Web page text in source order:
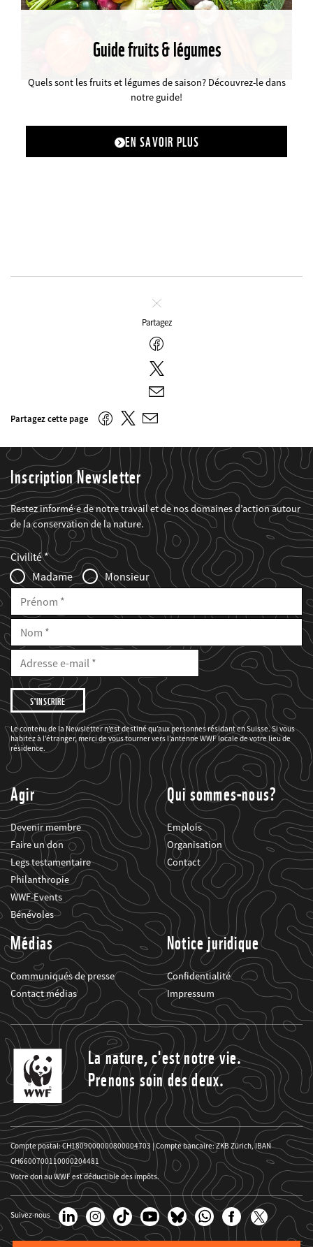
Guide fruits & légumes
Quels sont les fruits et légumes de saison? Découvrez-le dans
notre guide!
EN SAVOIR PLUS
Fermer
Partagez
Facebook
Twitter
E-
mail
Partagez cette page FacebookTwitter
E-
Inscription Newsletter
Restez informé·e de notre travail et de nos domaines d’action autour
de la conservation de la nature.
Web2Case
Infofelder
Fieldset
anrede_name
Civilité
Madame
Monsieur
Prénom
Nom
E-
Mail
Adresse
mail
Je
souhaite
être
informé(e)
des
projets
du
WWF.
Le contenu de la Newsletter n’est destiné qu’aux personnes résidant en Suisse. Si vous
habitez à l’étranger, merci de vous tourner vers l’antenne WWF locale de votre lieu de
résidence.
Agir
Devenir membre
Faire un don
Legs testamentaire
Philanthropie
WWF-Events
Bénévoles
Qui sommes-nous?
Emplois
Organisation
Contact
Médias
Communiqués de presse
Contact médias
Notice juridique
Confidentialité
Impressum
La nature, c'est notre vie.
Prenons soin des deux.
Compte postal: CH1809000000800004703 | Compte bancaire: ZKB Zürich, IBAN
CH6600700110000204481
Votre don au WWF est déductible des impôts.
Suivez-nous